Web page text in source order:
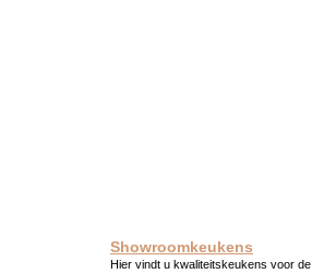
Showroomkeukens
Hier vindt u kwaliteitskeukens voor de